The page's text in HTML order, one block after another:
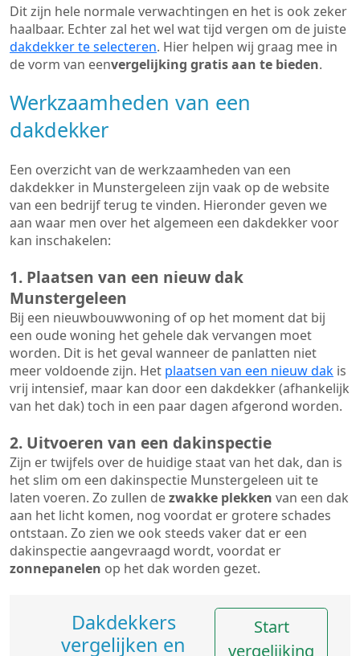
Dit zijn hele normale verwachtingen en het is ook zeker
haalbaar. Echter zal het wel wat tijd vergen om de juiste
dakdekker te selecteren. Hier helpen wij graag mee in
de vorm van eenvergelijking gratis aan te bieden.
Werkzaamheden van een
dakdekker
Een overzicht van de werkzaamheden van een
dakdekker in Munstergeleen zijn vaak op de website
van een bedrijf terug te vinden. Hieronder geven we
aan waar men over het algemeen een dakdekker voor
kan inschakelen:
1. Plaatsen van een nieuw dak
Munstergeleen
Bij een nieuwbouwwoning of op het moment dat bij
een oude woning het gehele dak vervangen moet
worden. Dit is het geval wanneer de panlatten niet
meer voldoende zijn. Het plaatsen van een nieuw dak is
vrij intensief, maar kan door een dakdekker (afhankelijk
van het dak) toch in een paar dagen afgerond worden.
2. Uitvoeren van een dakinspectie
Zijn er twijfels over de huidige staat van het dak, dan is
het slim om een dakinspectie Munstergeleen uit te
laten voeren. Zo zullen dezwakke plekken van een dak
aan het licht komen, nog voordat er grotere schades
ontstaan. Zo zien we ook steeds vaker dat er een
dakinspectie aangevraagd wordt, voordat er
zonnepanelen op het dak worden gezet.
Dakdekkers
vergelijken en
Start
vergelijking